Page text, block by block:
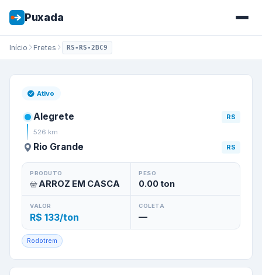
Puxada
Início Fretes RS-RS-2BC9
Frete de
Ativo
Alegrete
RS
526 km
Rio Grande RS
PRODUTO
ARROZ EM CASCA
PESO
0.00ton
VALOR
R$ 133/ton
COLETA
—
Rodotrem